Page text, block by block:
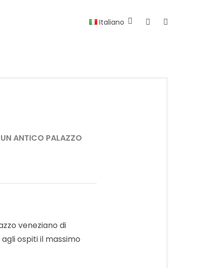
Italiano Instagram
ANTICO PALAZZO
veneziano di
ospiti il massimo